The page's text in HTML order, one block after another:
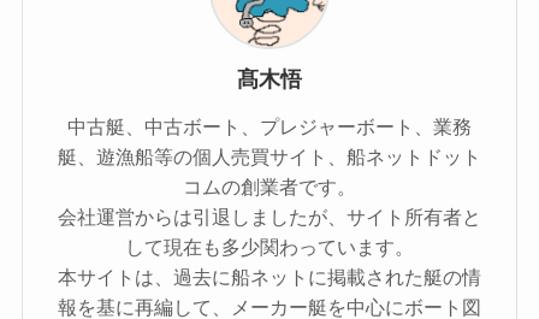
髙木悟
中古艇、中古ボート、プレジャーボート、業務
艇、遊漁船等の個人売買サイト、船ネットドット
コムの創業者です。
会社運営からは引退しましたが、サイト所有者と
して現在も多少関わっています。
本サイトは、過去に船ネットに掲載された艇の情
報を基に再編して、メーカー艇を中心にボート図